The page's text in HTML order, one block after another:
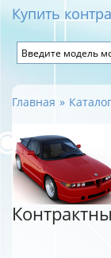
Купить
Главная Каталог